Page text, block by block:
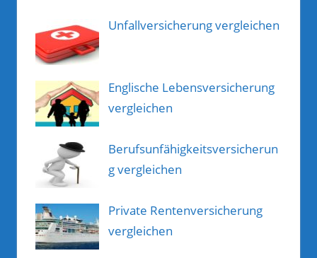
Unfallversicherung vergleichen
Englische Lebensversicherung
vergleichen
Berufsunfähigkeitsversicherun
g vergleichen
Private Rentenversicherung
vergleichen